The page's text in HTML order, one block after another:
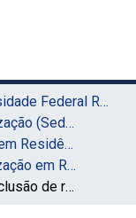
01. Universidade Federal Rural de Pernambuco - UFRPE (Sede)
01.2 - Especialização (Sede)
Especialização em Residência Veterinária (Sede)
TCR - Especialização em Residência Veterinária (Sede)
Trabalho de conclusão de residência em anestesiologia veterinária: bloqueio do plano transverso do abdomen e serrátil ventral em gatas submetidas à mastectomia total - relato de casos